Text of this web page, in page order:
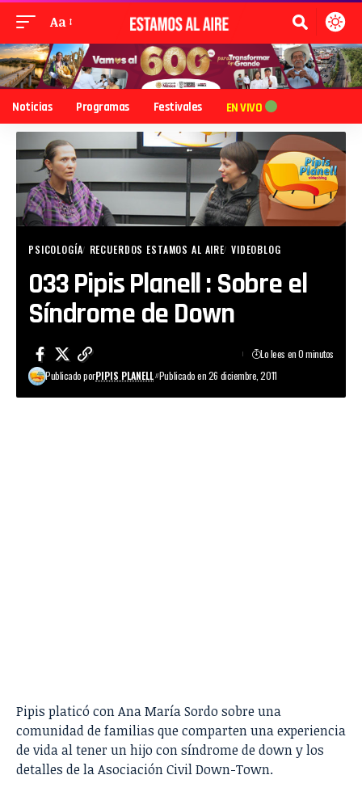
Aa
Noticias Programas Festivales EN VIVO
PSICOLOGÍA RECUERDOS ESTAMOS AL AIRE VIDEOBLOG
033 Pipis Planell : Sobre el
Síndrome de Down
Publicado porPIPIS PLANELL Publicado en 26 diciembre, 2011
Lo lees en 0 minutos
Pipis platicó con Ana María Sordo sobre una
comunidad de familias que comparten una experiencia
de vida al tener un hijo con síndrome de down y los
detalles de laAsociación Civil Down-Town.